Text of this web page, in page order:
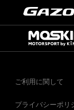
ご利用に関して
プライバシーポリ